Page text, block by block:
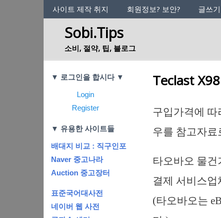
사이트의 정체성
사이트 제작 취지 회원정보? 보안? 글쓰
Sobi.Tips
소비, 절약, 팁, 블로그
Categories
Teclast
구입가격에 따
우를 참고자료
타오바오 물건
결제 서비스
(타오바오는
▼ 로그인을 합시다 ▼
Login
Register
▼ 유용한 사이트들
배대지 비교 : 직구인포
Naver 중고나라
Auction 중고장터
표준국어대사전
네이버 웹 사전